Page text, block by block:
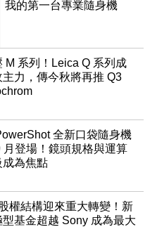
我的第一台專業隨身機
M 系列！Leica Q 系列成
主力，傳今秋將再推 Q3
全新口袋隨身機
月登場！鏡頭規格與運算
成為焦點
權結構迎來重大轉變！新
型基金超越 Sony 成為最大